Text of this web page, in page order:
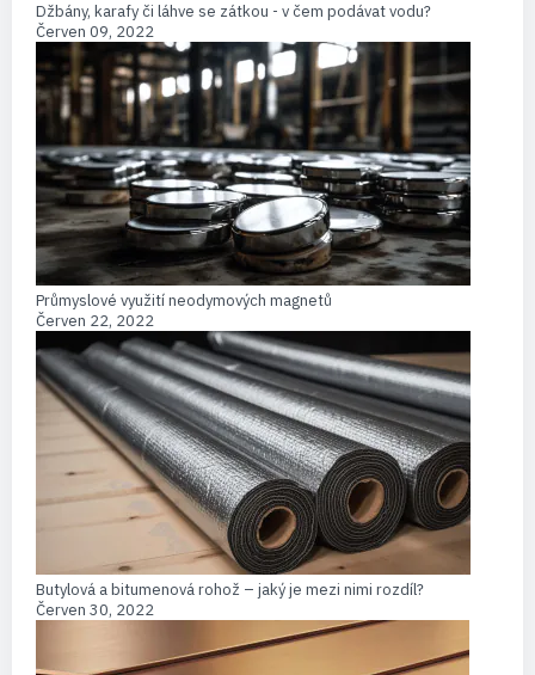
Džbány, karafy či láhve se zátkou - v čem podávat vodu?
Červen 09, 2022
Průmyslové využití neodymových magnetů
Červen 22, 2022
Butylová a bitumenová rohož – jaký je mezi nimi rozdíl?
Červen 30, 2022